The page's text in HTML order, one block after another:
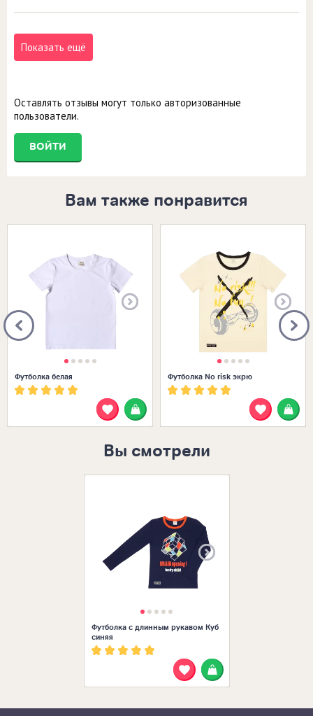
Показать ещё
Оставлять отзывы могут только авторизованные
пользователи.
ВОЙТИ
Вам также понравится
Футболка белая Футболка No risk экрю
Вы смотрели
Футболка с длинным рукавом Куб
синяя